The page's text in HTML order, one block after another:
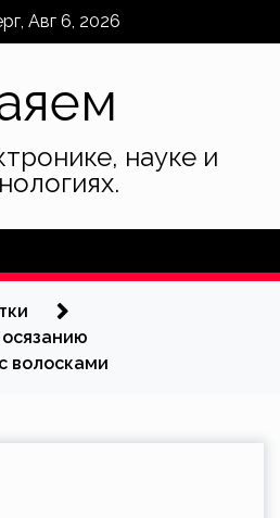
Авг 6, 2026
науке и
волосками